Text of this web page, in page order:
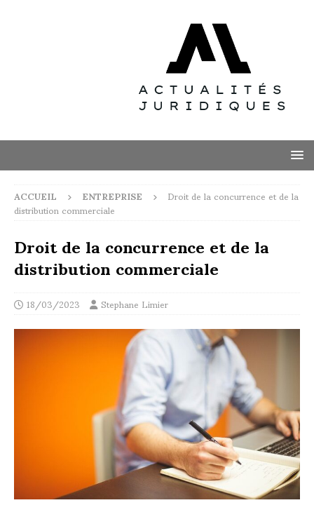
ACCUEIL ENTREPRISE Droit de la concurrence et de la
distribution commerciale
Droit de la concurrence et de la
distribution commerciale
18/03/2023 Stephane Limier